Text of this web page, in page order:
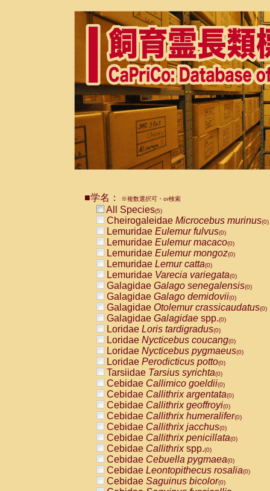
■学名： ※複数選択可・or検索
All Species(5)
Cheirogaleidae Microcebus murinus(0)
Lemuridae Eulemur fulvus(0)
Lemuridae Eulemur macaco(0)
Lemuridae Eulemur mongoz(0)
Lemuridae Lemur catta(0)
Lemuridae Varecia variegata(0)
Galagidae Galago senegalensis(0)
Galagidae Galago demidovii(0)
Galagidae Otolemur crassicaudatus(0)
Galagidae Galagidae spp.(0)
Loridae Loris tardigradus(0)
Loridae Nycticebus coucang(0)
Loridae Nycticebus pygmaeus(0)
Loridae Perodicticus potto(0)
Tarsiidae Tarsius syrichta(0)
Cebidae Callimico goeldii(0)
Cebidae Callithrix argentata(0)
Cebidae Callithrix geoffroyi(0)
Cebidae Callithrix humeralifer(0)
Cebidae Callithrix jacchus(0)
Cebidae Callithrix penicillata(0)
Cebidae Callithrixspp.(0)
Cebidae Cebuella pygmaea(0)
Cebidae Leontopithecus rosalia(0)
Cebidae Saguinus bicolor(0)